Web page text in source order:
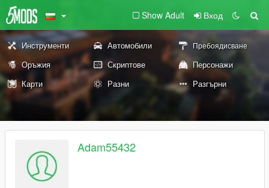
Show Adult Вход
Инструменти Автомобили Пребоядисване
Оръжия Скриптове
Персонажи
Карти
Разни Разгърни
Adam55432